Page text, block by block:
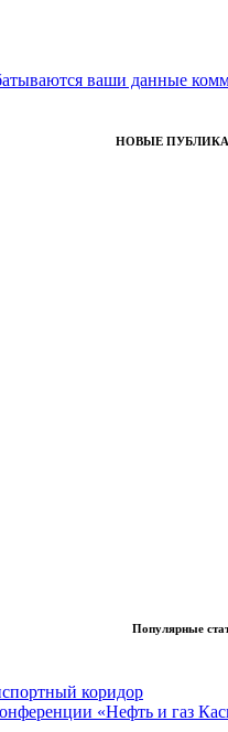
ваши данные
НОВЫЕ
Популярные
коридор
«Нефть и газ